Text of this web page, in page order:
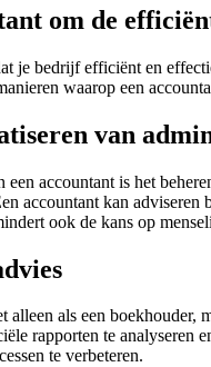
om de
je bedrijf efficiënt en
waarop een
van
accountant is het
accountant kan
ook de kans op
alleen als een
rapporten te analyseren
te verbeteren.